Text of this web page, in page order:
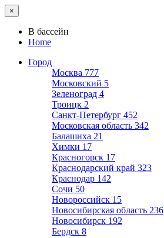
×
В бассейн
Home
Город
Москва 777
Московский 5
Зеленоград 4
Троицк 2
Санкт-Петербург 452
Московская область 342
Балашиха 21
Химки 17
Красногорск 17
Краснодарский край 323
Краснодар 142
Сочи 50
Новороссийск 15
Новосибирская область 236
Новосибирск 192
Бердск 8